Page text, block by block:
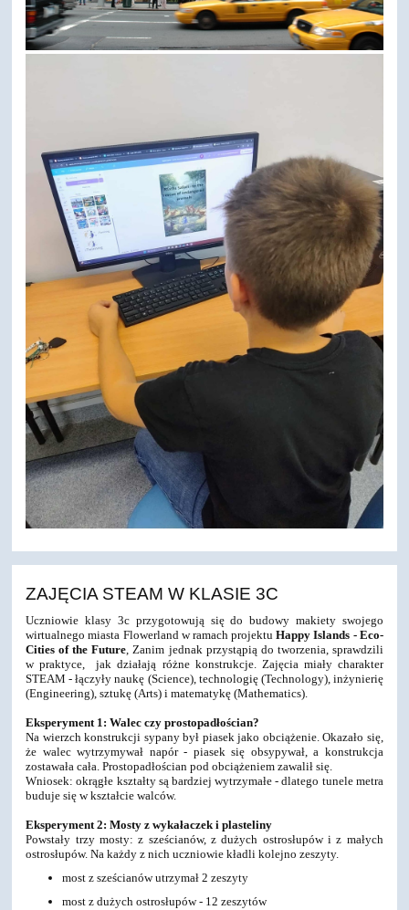
ZAJĘCIA STEAM W KLASIE 3C
Uczniowie klasy 3c przygotowują się do budowy makiety swojego
wirtualnego miasta Flowerland w ramach projektuHappy Islands - Eco-
Cities of the Future , Zanim jednak przystąpią do tworzenia, sprawdzili
w praktyce, jak działają różne konstrukcje. Zajęcia miały charakter
STEAM - łączyły naukę (Science), technologię (Technology), inżynierię
(Engineering), sztukę (Arts) i matematykę (Mathematics).
Eksperyment 1: Walec czy prostopadłościan?
Na wierzch konstrukcji sypany był piasek jako obciążenie. Okazało się,
że walec wytrzymywał napór - piasek się obsypywał, a konstrukcja
zostawała cała. Prostopadłościan pod obciążeniem zawalił się.
Wniosek: okrągłe kształty są bardziej wytrzymałe - dlatego tunele metra
buduje się w kształcie walców.
Eksperyment 2: Mosty z wykałaczek i plasteliny
Powstały trzy mosty: z sześcianów, z dużych ostrosłupów i z małych
ostrosłupów. Na każdy z nich uczniowie kładli kolejno zeszyty.
most z sześcianów utrzymał 2 zeszyty
most z dużych ostrosłupów - 12 zeszytów